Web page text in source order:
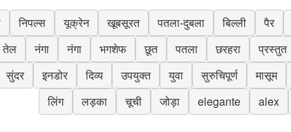
निपल्स यूक्रेन खूबसूरत पतला-दुबला बिल्ली पैर
तेल नंगा नंगा भगशेफ छूत पतला छरहरा प्रस्तुत
सुंदर इनडोर दिव्य उपयुक्त युवा सुरुचिपूर्ण मासूम
लिंग
लड़का चूची जोड़ा elegante alex